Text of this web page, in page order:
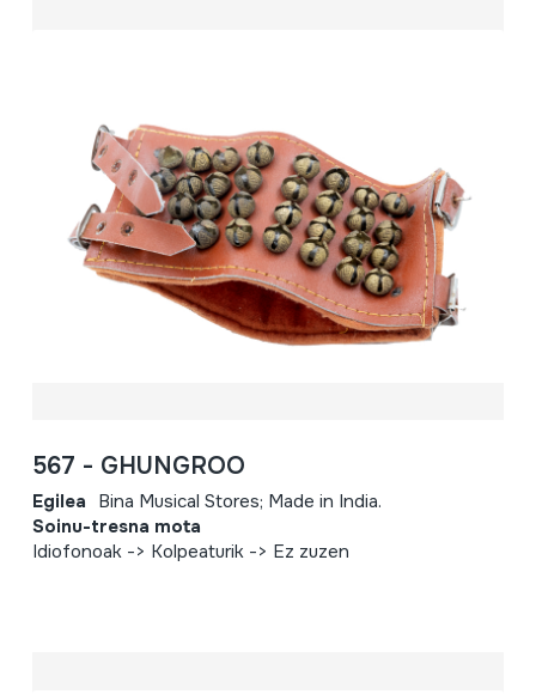
567 - GHUNGROO
Egilea Bina Musical Stores; Made in India.
Soinu-tresna mota
Idiofonoak -> Kolpeaturik -> Ez zuzen